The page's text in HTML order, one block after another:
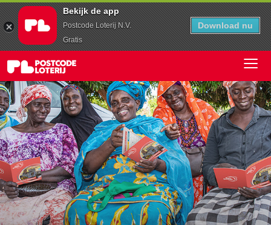
Bekijk de app
Postcode Loterij N.V.
Gratis
Download nu